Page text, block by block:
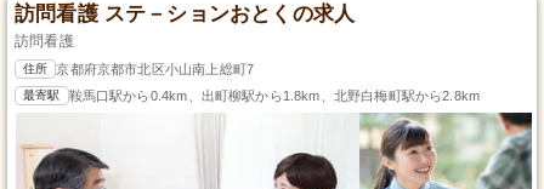
訪問看護 ステ－ションおとくの求人
訪問看護
住所 京都府京都市北区小山南上総町7
最寄駅 鞍馬口駅から0.4km、出町柳駅から1.8km、北野白梅町駅から2.8km